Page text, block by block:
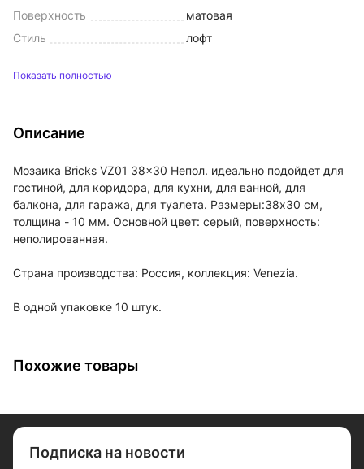
Поверхность
матовая
Стиль
лофт
Показать полностью
Описание
Мозаика Bricks VZ01 38x30 Непол. идеально подойдет для
гостиной, для коридора, для кухни, для ванной, для
балкона, для гаража, для туалета. Размеры:38x30 см,
толщина - 10 мм. Основной цвет: серый, поверхность:
неполированная.
Страна производства: Россия, коллекция: Venezia.
В одной упаковке 10 штук.
Похожие товары
Подписка на новости